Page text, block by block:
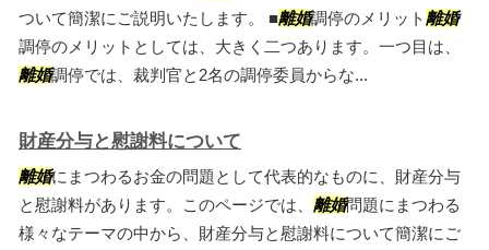
ついて簡潔にご説明いたします。 ■離婚調停のメリット離婚
調停のメリットとしては、大きく二つあります。一つ目は、
離婚調停では、裁判官と2名の調停委員からな...
財産分与と慰謝料について
離婚にまつわるお金の問題として代表的なものに、財産分与
と慰謝料があります。このページでは、 離婚問題にまつわる
様々なテーマの中から、財産分与と慰謝料について簡潔にご